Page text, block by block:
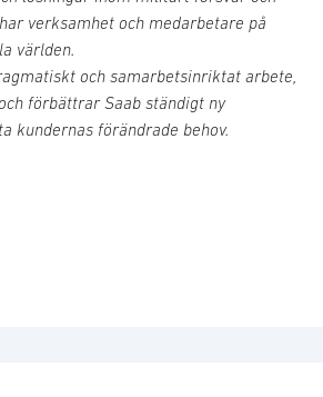
verksamhet och medarbetare på
världen.
och samarbetsinriktat arbete,
förbättrar Saab ständigt ny
kundernas förändrade behov.